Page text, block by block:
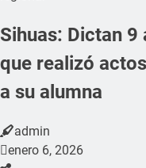
Sihuas: Dictan
que realizó
a su alumna
admin
enero 6, 2026